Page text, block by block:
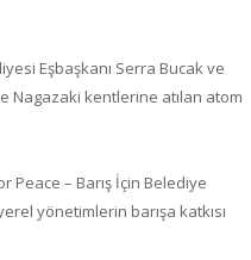
Eşbaşkanı Serra Bucak ve
Nagazaki kentlerine atılan atom
Peace – Barış İçin Belediye
yönetimlerin barışa katkısı